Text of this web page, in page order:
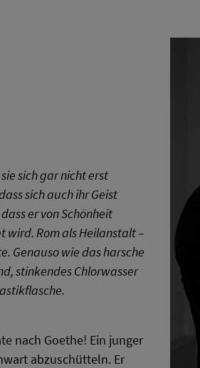
sich gar nicht erst
sich auch ihr Geist
er von Schönheit
Rom als Heilanstalt –
Genauso wie das harsche
stinkendes Chlorwasser
nach Goethe! Ein junger
abzuschütteln. Er